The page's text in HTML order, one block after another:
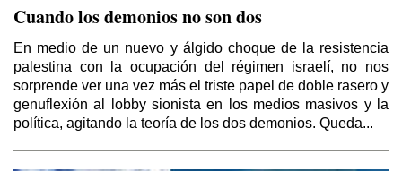
Cuando los demonios no son dos
En medio de un nuevo y álgido choque de la resistencia
palestina con la ocupación del régimen israelí, no nos
sorprende ver una vez más el triste papel de doble rasero y
genuflexión al lobby sionista en los medios masivos y la
política, agitando la teoría de los dos demonios. Queda...